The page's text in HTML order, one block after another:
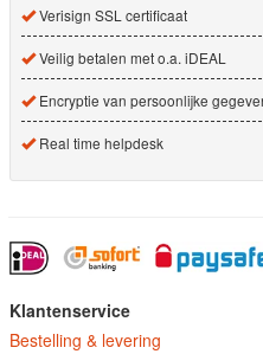
Verisign SSL certificaat
Veilig betalen met o.a. iDEAL
Encryptie van persoonlijke
Real time helpdesk
Klantenservice
Bestelling & levering